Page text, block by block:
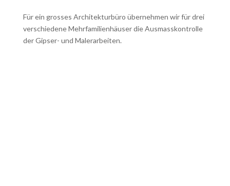
Für ein grosses Architekturbüro übernehmen wir für drei
verschiedene Mehrfamilienhäuser die Ausmasskontrolle
der Gipser- und Malerarbeiten.